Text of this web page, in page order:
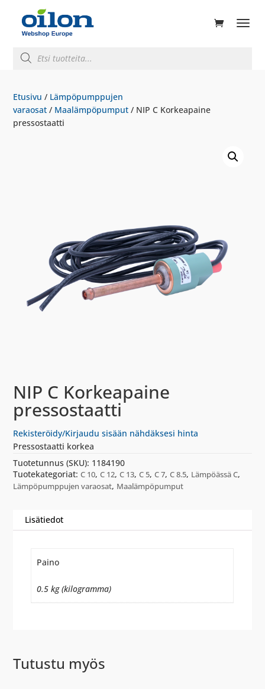
search
Etusivu / Lämpöpumppujen
varaosat / Maalämpöpumput / NIP C Korkeapaine
pressostaatti
NIP C Korkeapaine
pressostaatti
Rekisteröidy/Kirjaudu sisään nähdäksesi hinta
Pressostaatti korkea
Tuotetunnus (SKU): 1184190
Tuotekategoriat:C 10,C 12,C 13,C 5,C 7,C 8.5, Lämpöässä C,
Lämpöpumppujen varaosat, Maalämpöpumput
Lisätiedot
Paino
0.5 kg (kilogramma)
Tutustu myös